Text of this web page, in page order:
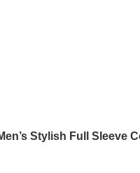
Stylish Full Sleeve